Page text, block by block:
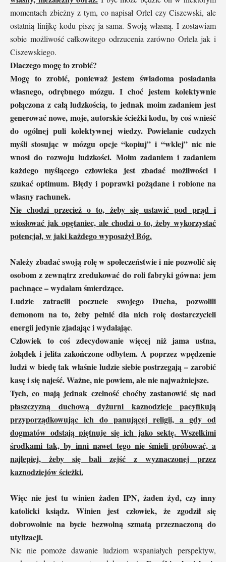
momentach zbieżny z tym, co napisał Orłel czy Ciszewski, ale
ostatnią linijkę kodu piszę ja sama. Swoją własną. I zostawiam
sobie możliwość całkowitego odrzucenia zarówno Orłela jak i
Ciszewskiego.
Dlaczego mogę to zrobić?
Mogę to zrobić, ponieważ jestem świadoma posiadania
własnego, odrębnego mózgu. I choć jestem kolektywnie
połączona z całą ludzkością, to jednak moim zadaniem jest
generować nowe, moje, autorskie ścieżki kodu, by coś wnieść
do ogólnej puli kolektywnej wiedzy. Powielanie cudzych
myśli stosując w mózgu opcje “kopiuj” i “wklej” nic nie
wnosi do rozwoju ludzkości. Moim zadaniem i zadaniem
każdego myślącego człowieka jest zbadać możliwości i
szukać optimum. Błędy i poprawki pożądane i robione na
własny rachunek.
Nie chodzi przecież o to, żeby się ustawić pod prąd i
wiosłować jak opętaniec, ale chodzi o to, żeby wykorzystać
potencjał, w jaki każdego wyposażył Bóg.
Należy zbadać swoją rolę w społeczeństwie i nie pozwolić się
osobom z zewnątrz zredukować do roli fabryki gówna: jem
pachnące – wydalam śmierdzące.
Ludzie zatracili poczucie swojego Ducha, pozwolili
demonom na to, żeby pełnić dla nich rolę dostarczycieli
energii jedynie zjadając i wydalając.
Człowiek to coś zdecydowanie więcej niż jama ustna,
żołądek i jelita zakończone odbytem. A poprzez wpędzenie
ludzi w biedę tak właśnie ludzie siebie postrzegają – zarobić
kasę i się najeść. Ważne, nie powiem, ale nie najważniejsze.
Tych, co mają jednak czelność choćby zastanowić się nad
płaszczyzną duchową dyżurni kaznodzieje pacyfikują
przyporządkowując ich do panującej religii, a gdy od
dogmatów odstają piętnuje się ich jako sektę. Wszelkimi
środkami tak, by inni nawet tego nie śmieli próbować, a
najlepiej, żeby się bali zejść z wyznaczonej przez
kaznodziejów ścieżki.
Więc nie jest tu winien żaden IPN, żaden żyd, czy inny
katolicki ksiądz. Winien jest człowiek, że zgodził się
dobrowolnie na bycie bezwolną szmatą przeznaczoną do
utylizacji.
Nic nie pomoże dawanie ludziom wspaniałych perspektyw,